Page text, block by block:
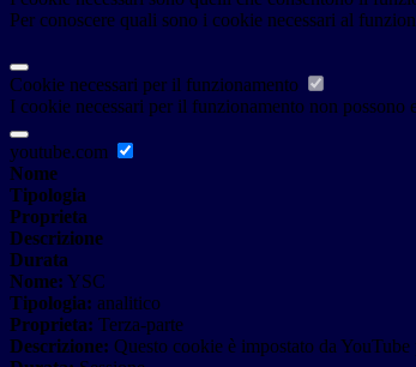
Per conoscere quali sono i cookie necessari al
Cookie necessari per il funzionamento
I cookie necessari per il funzionamento non
youtube.com
Nome
Tipologia
Proprieta
Descrizione
Durata
Nome: YSC
Tipologia: analitico
Proprieta: Terza-parte
Descrizione: Questo cookie è impostato da